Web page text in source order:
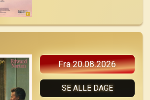
Fra 20.08.2026
SE ALLE DAGE